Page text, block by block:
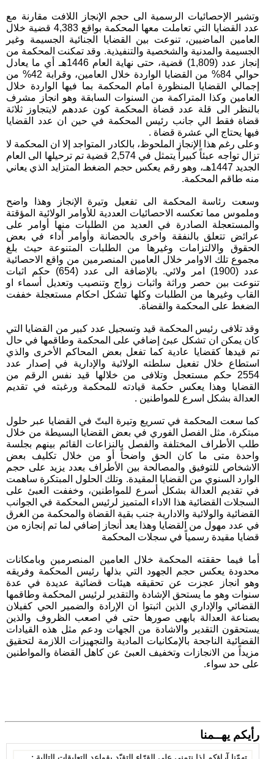
وتشير الإحصائيات الرسمية الى حجم الإنجاز اللافت مقارنة مع
عدد القضايا التي تعاملت معها المحكمة بواقع 4,383 قضية خلال
العامين الماضيين، تنوعت بين القضايا الجنائية الجسيمة وغير
الجسيمة والمدنية والشخصية والتنفيذية. وقد تمكنت المحكمة من
إنجاز عدد (1,809) قضية، حتى نهاية العام 1446هـ أي ما يعادل
حوالي 84% من القضايا الواردة خلال العامين، وقرابة 42% من
إجمالي القضايا المنظورة امام المحكمة بما فيها الواردة خلال
العامين وكذا المتراكمة من السنوات السابقة وهو انجاز مشرف
بالنظر الى قلة عدد قضاة المحكمة كون عددهم لايتجاوز ثلاثة
قضاة فقط الي جانب رئيس المحكمة في حين ان عدد القضايا
فيها يحتاج الي عشرة قضاة .
وعلى رغم هذا الإنجاز الملحوظ، بالكادر المتواجد إلا ان المحكمة لا
تزال تواجه عبئاً كبيراً يتمثل في 2,574 قضية تم ترحيلها الى العام
الجديد 1447هـ، وهو رقم يعكس حجم الضغط المتزايد الذي يعاني
منه طاقم المحكمة.
وسعت رئاسة المحكمة الى تفعيل وتيرة الإنجاز وهذا واضح
وملموس مما تعكسه الاحصائيات العددية للأوامر الولائية المؤقتة
والمستعجلة الصادرة في العديد من الطلبات منها أوامر على
عرائض تتعلق بالنفقة واخرى بالحضانة وأوامر أداء في بعض
الحقوق والالتزامات وغيرها من الطلبات المتنوعة حيث بلغ
مجموع تلك الاوامر خلال العامين المنصرمين من واقع الاحصائية
عدد (1900) امر ولائي. بالإضافة الى عدد (654) حكم اثبات
تنوعت بين حصر وراثة واثبات زواج وتنصيب وتعديل أسماء او
القاب وغيرها من الطلبات وكلها تشكل احكام مستعجلة خففت
الضغط على المحكمة والقضاة.
وقد تلافى رئيس المحكمة قيد وتسجيل عدد كبير من القضايا التي
كان يمكن ان تشكل عبئ إضافي على المحكمة وطاقمها في حال
تم قيدها كقضايا عادية كما تفعل بعض المحاكم الأخرى والذي
استطاع خلال تفعيل سلطته الولائية والإدارية في إصدار عدد
2554 حكم مستعجل وتلافى من خلالها قيد نفس الرقم من
القضايا وهذا يعكس حكمة قيادته للمحكمة ورغبته في تقديم
العدالة بشكل اسرع للمواطنين .
كما سعت المحكمة في تسريع وتيرة البتّ في القضايا عبر حلول
مبتكرة، مثل الفصل الفوري في بعض القضايا البسيطة من خلال
طلب الأطراف المختلفة والفصل بالنزاعات القائم بينهم بجلسة
واحدة متى ما كان الحق واضحاً أو من خلال تكليف بعض
الاشخاص للتوفيق والمصالحة بين الأطراف بعدد يزيد على حجم
الوارد السنوي من القضايا المقيدة. وتلك الحلول المبتكرة ساهمت
في تقديم العدالة بشكل أسرع للمواطنين، وخففت العبئ على
السجلات القضائية هذا الاداء المتميز لرئيس المحكمة في الجوانب
القضائية والولائية والادارية جنب بقية القضاة والمحكمة من الغرق
في عدد مهول من القضايا وهذا يعد أنجاز إضافي لما تم إنجازه من
قضايا مقيدة رسمياً في سجلات المحكمة
أما فيما حققته المحكمة خلال العامين المنصرمين وبامكانات
محدودة يعكس حجم الجهود التي بذلها رئيس المحكمة وفريقه
وهو انجاز عجزت عن تحقيقه هيئات قضائية عديدة في عدة
سنوات وهو ما يستحق الإشادة والتقدير لرئيس المحكمة وطاقمها
القضائي والإداري الذين اثبتوا ان الإرادة والضمير الحي كفيلان
بصناعة العدالة بابهى صورها حتى في اصعب الظروف والذين
يستحقون التقدير والاشادة من الجهات ودعم مثل هذه القيادات
القضائية الناجحة بالإمكانيات المادية والتجهيزات اللازمة لتحقيق
مزيداً من الانجازات وتخفيف العبئ عن كاهل القضاة والمواطنين
على حد سواء.
رأيكم يهــمنا